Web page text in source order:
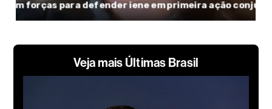
Veja mais Últimas Brasil